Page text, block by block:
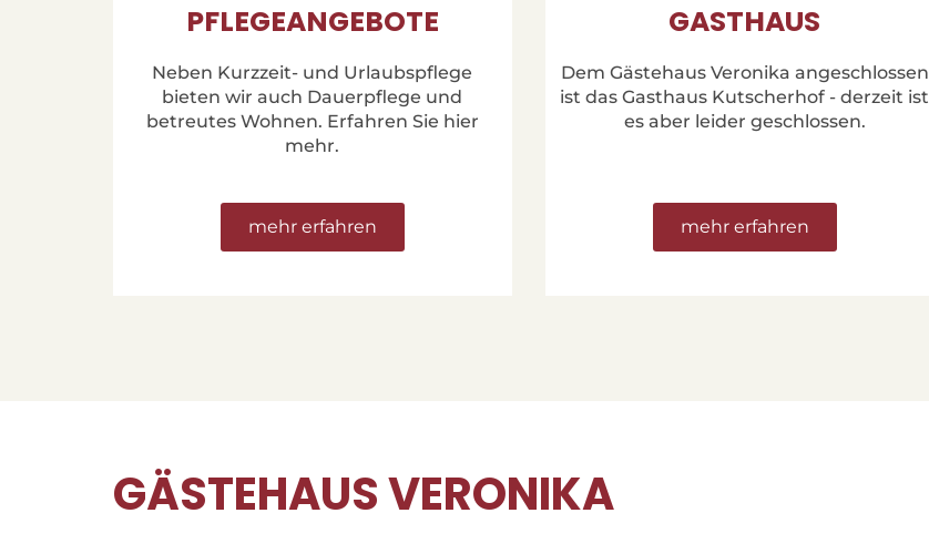
PFLEGEANGEBOTE
Neben Kurzzeit- und Urlaubspflege
bieten wir auch Dauerpflege und
betreutes Wohnen. Erfahren Sie hier
mehr.
mehr erfahren
GASTHAUS
Dem Gästehaus Veronika angeschlossen
ist das Gasthaus Kutscherhof - derzeit ist
es aber leider geschlossen.
mehr erfahren
GÄSTEHAUS VERONIKA